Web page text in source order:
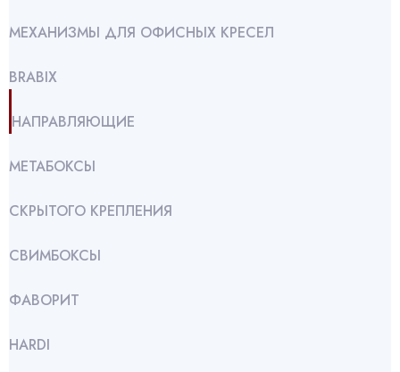
МЕХАНИЗМЫ ДЛЯ ОФИСНЫХ КРЕСЕЛ
BRABIX
НАПРАВЛЯЮЩИЕ
МЕТАБОКСЫ
СКРЫТОГО КРЕПЛЕНИЯ
СВИМБОКСЫ
ФАВОРИТ
HARDI